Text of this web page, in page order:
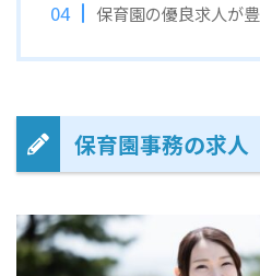
保育園の優良求人が
保育園事務の求人